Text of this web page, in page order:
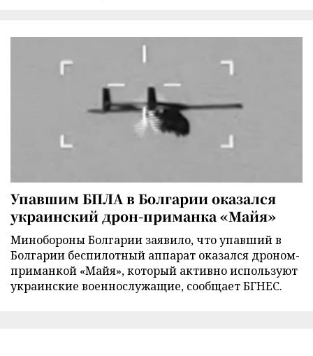
Упавшим БПЛА в Болгарии оказался
украинский дрон-приманка «Майя»
Минобороны Болгарии заявило, что упавший в
Болгарии беспилотный аппарат оказался дроном-
приманкой «Майя», который активно используют
украинские военнослужащие, сообщает БГНЕС.